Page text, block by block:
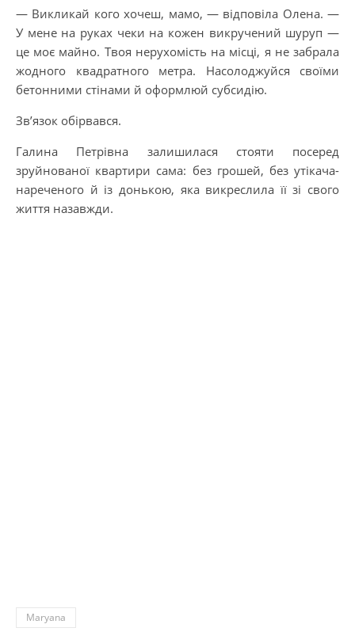
— Викликай кого хочеш, мамо, — відповіла Олена. —
У мене на руках чеки на кожен викручений шуруп —
це моє майно. Твоя нерухомість на місці, я не забрала
жодного квадратного метра. Насолоджуйся своїми
бетонними стінами й оформлюй субсидію.
Зв’язок обірвався.
Галина Петрівна залишилася стояти посеред
зруйнованої квартири сама: без грошей, без утікача-
нареченого й із донькою, яка викреслила її зі свого
життя назавжди.
Maryana